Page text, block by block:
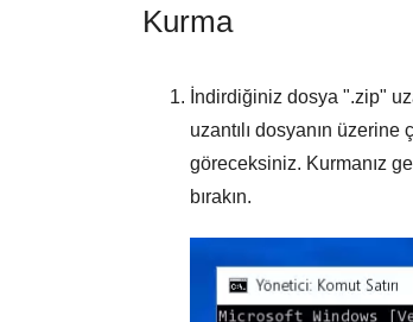
Kurma
İndirdiğiniz dosya ".zip"
uzantılı dosyanın üzerine
göreceksiniz. Kurmanız
bırakın.